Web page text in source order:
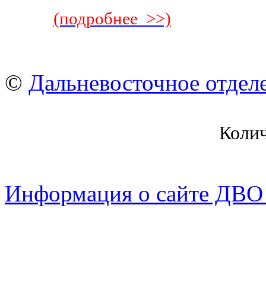
(подробнее >>)
© Дальневосточное
Информация о сайте